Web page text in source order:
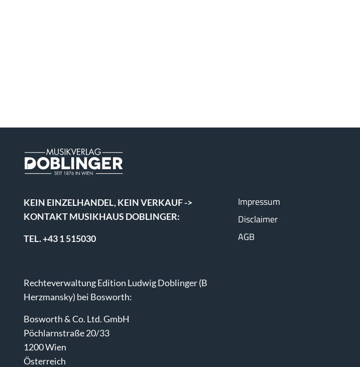
KEIN EINZELHANDEL, KEIN VERKAUF ->
KONTAKT MUSIKHAUS DOBLINGER:
TEL. +43 1 515030
Rechteverwaltung Edition Ludwig Doblinger (B
Herzmansky) bei Bosworth:
Bosworth & Co. Ltd. GmbH
Pöchlarnstraße 20/33
1200 Wien
Österreich
Impressum
Disclaimer
AGB